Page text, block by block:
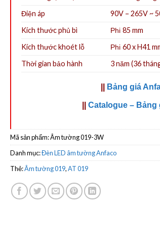
Điện áp
90V – 265V ~
Kích thước phủ bì
Phi85 mm
Kích thước khoét lỗ
Phi60 x H41
Thời gian bảo hành
3 năm (36
Bảng giá
Catalogue – Bảng
Mã sản phẩm:Âm tường 019-3W
Danh mục:Đèn LED âm tường Anfaco
Thẻ:Âm tường 019,AT 019